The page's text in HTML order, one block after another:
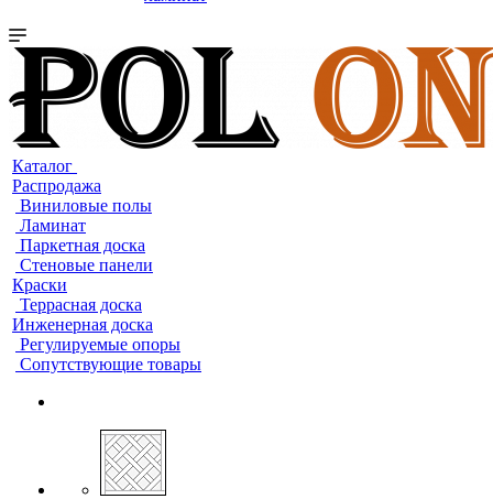
Каталог
Распродажа
Виниловые полы
Ламинат
Паркетная доска
Стеновые панели
Краски
Террасная доска
Инженерная доска
Регулируемые опоры
Сопутствующие товары